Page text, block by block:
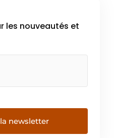
les nouveautés et
newsletter